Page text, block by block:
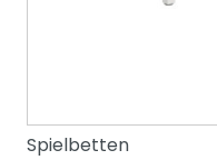
Spielbetten